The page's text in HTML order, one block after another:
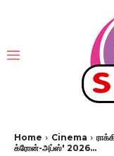
Home Cinema
க்ரோன்-அப்ஸ்' 2026...